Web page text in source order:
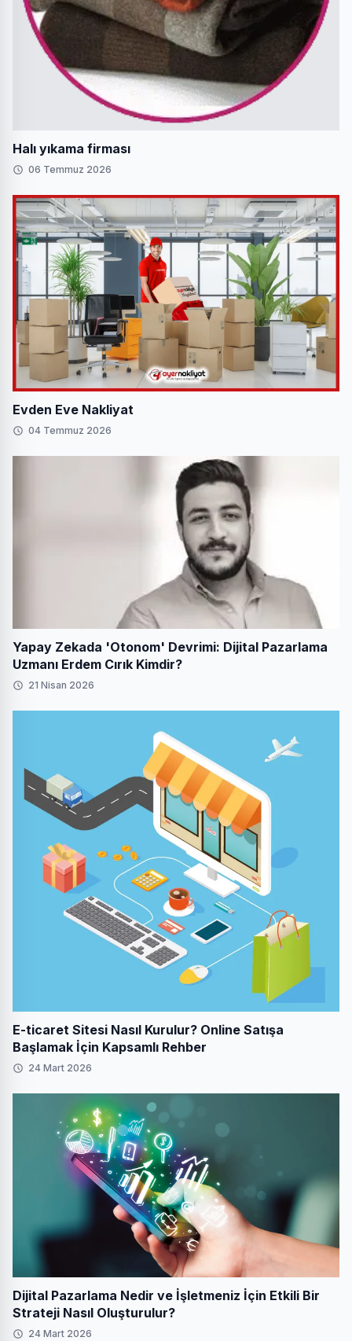
Halı yıkama firması
06 Temmuz 2026
Evden Eve Nakliyat
04 Temmuz 2026
Yapay Zekada 'Otonom' Devrimi: Dijital Pazarlama
Uzmanı Erdem Cırık Kimdir?
21 Nisan 2026
E-ticaret Sitesi Nasıl Kurulur? Online Satışa
Başlamak İçin Kapsamlı Rehber
24 Mart 2026
Dijital Pazarlama Nedir ve İşletmeniz İçin Etkili Bir
Strateji Nasıl Oluşturulur?
24 Mart 2026